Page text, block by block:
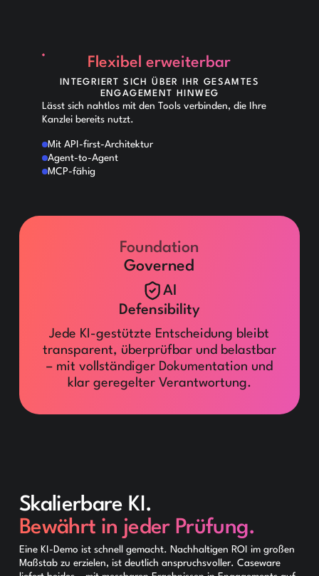
Flexibel erweiterbar
INTEGRIERT SICH ÜBER IHR GESAMTES
ENGAGEMENT HINWEG
Lässt sich nahtlos mit den Tools verbinden, die Ihre
Kanzlei bereits nutzt.
Mit API-first-Architektur
Agent-to-Agent
MCP-fähig
Foundation
Governed
AI
Defensibility
Jede KI-gestützte Entscheidung bleibt
transparent, überprüfbar und belastbar
– mit vollständiger Dokumentation und
klar geregelter Verantwortung.
Skalierbare KI.
Bewährt in jeder Prüfung.
Eine KI-Demo ist schnell gemacht. Nachhaltigen ROI im großen
Maßstab zu erzielen, ist deutlich anspruchsvoller. Caseware